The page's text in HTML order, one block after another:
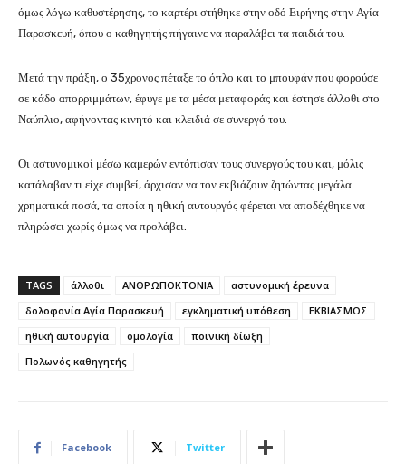
όμως λόγω καθυστέρησης, το καρτέρι στήθηκε στην οδό Ειρήνης στην Αγία
Παρασκευή, όπου ο καθηγητής πήγαινε να παραλάβει τα παιδιά του.
Μετά την πράξη, ο 35χρονος πέταξε το όπλο και το μπουφάν που φορούσε
σε κάδο απορριμμάτων, έφυγε με τα μέσα μεταφοράς και έστησε άλλοθι στο
Ναύπλιο, αφήνοντας κινητό και κλειδιά σε συνεργό του.
Οι αστυνομικοί μέσω καμερών εντόπισαν τους συνεργούς του και, μόλις
κατάλαβαν τι είχε συμβεί, άρχισαν να τον εκβιάζουν ζητώντας μεγάλα
χρηματικά ποσά, τα οποία η ηθική αυτουργός φέρεται να αποδέχθηκε να
πληρώσει χωρίς όμως να προλάβει.
TAGS άλλοθι ΑΝΘΡΩΠΟΚΤΟΝΙΑ
αστυνομική έρευνα
δολοφονία Αγία Παρασκευή
εγκληματική υπόθεση
ΕΚΒΙΑΣΜΟΣ
ηθική αυτουργία
ομολογία
ποινική δίωξη
Πολωνός καθηγητής
Facebook Twitter